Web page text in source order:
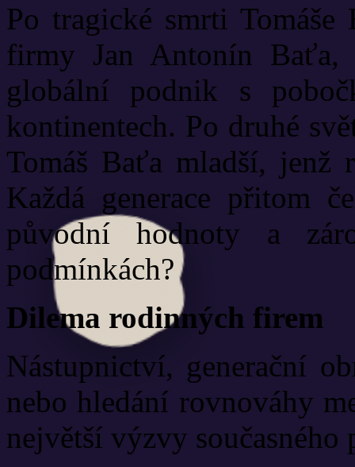
Po tragické smrti
firmy Jan Antonín Baťa,
globální podnik s
kontinentech. Po druhé
Tomáš Baťa mladší,
Každá generace přitom
původní hodnoty a
podmínkách?
Dilema rodinných firem
Nástupnictví, generační
nebo hledání rovnováhy
největší výzvy současného